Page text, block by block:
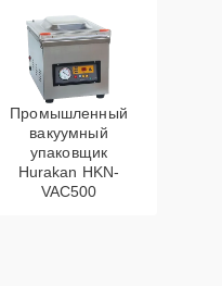
Промышленный
вакуумный
упаковщик
Hurakan HKN-
VAC500